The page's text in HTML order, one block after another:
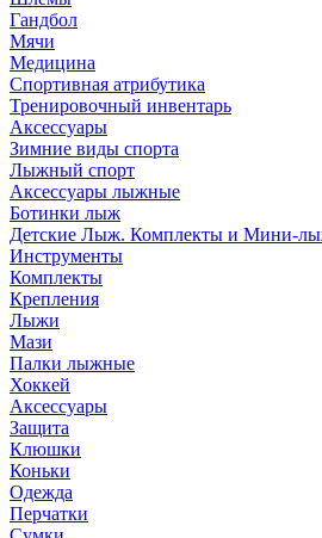
Гандбол
Мячи
Медицина
Спортивная атрибутика
Тренировочный инвентарь
Аксессуары
Зимние виды спорта
Лыжный спорт
Аксессуары лыжные
Ботинки лыж
Детские Лыж. Комплекты и Мини-
Инструменты
Комплекты
Крепления
Лыжи
Мази
Палки лыжные
Хоккей
Аксессуары
Защита
Клюшки
Коньки
Одежда
Перчатки